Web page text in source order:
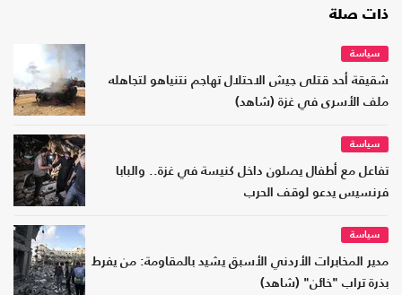
ذات صلة
سياسة
شقيقة أحد قتلى جيش الاحتلال تهاجم نتنياهو لتجاهله
ملف الأسرى في غزة (شاهد)
سياسة
تفاعل مع أطفال يصلون داخل كنيسة في غزة.. والبابا
فرنسيس يدعو لوقف الحرب
سياسة
مدير المخابرات الأردني الأسبق يشيد بالمقاومة: من يفرط
بذرة تراب "خائن" (شاهد)